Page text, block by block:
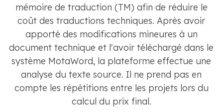
mémoire de traduction (TM) afin de réduire le
coût des traductions techniques. Après avoir
apporté des modifications mineures à un
document technique et l'avoir téléchargé dans le
système MotaWord, la plateforme effectue une
analyse du texte source. Il ne prend pas en
compte les répétitions entre les projets lors du
calcul du prix final.